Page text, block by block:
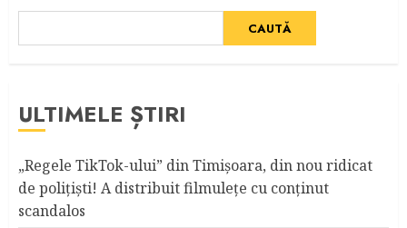
CAUTĂ
ULTIMELE ȘTIRI
„Regele TikTok-ului” din Timişoara, din nou ridicat
de poliţişti! A distribuit filmuleţe cu conţinut
scandalos